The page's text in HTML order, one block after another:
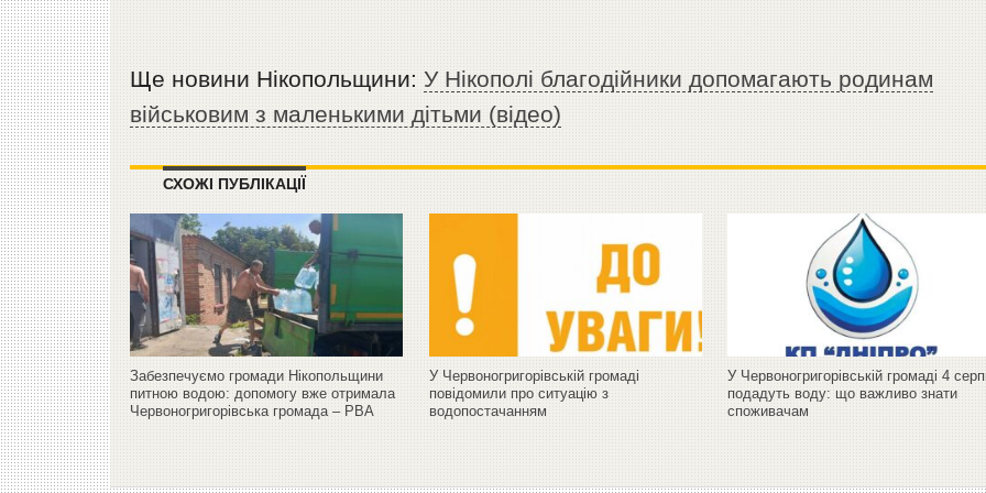
Ще новини Нікопольщини:У Нікополі благодійники допомагають родинам
військовим з маленькими дітьми (відео)
СХОЖІ ПУБЛІКАЦІЇ
Забезпечуємо громади Нікопольщини
питною водою: допомогу вже отримала
Червоногригорівська громада – РВА
У Червоногригорівській громаді
повідомили про ситуацію з
водопостачанням
У Червоногригорівській громаді 4
подадуть воду: що важливо знати
споживачам